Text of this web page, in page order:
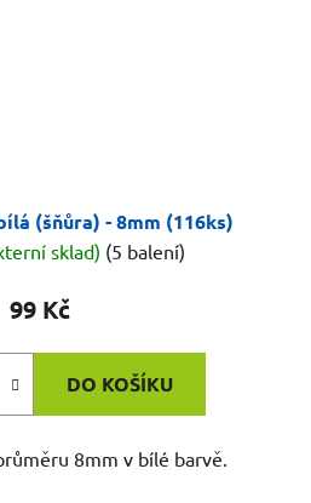
(šňůra) - 8mm (116ks)
sklad) (5 balení)
99 Kč
DO KOŠÍKU
8mm v bílé barvě.